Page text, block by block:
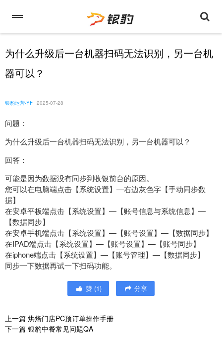
为什么升级后一台机器扫码无法识别，另一台机
器可以？
银豹运营-YF 2025-07-28
问题：
为什么升级后一台机器扫码无法识别，另一台机器可以？
回答：
可能是因为数据没有同步到收银前台的原因。
您可以在电脑端点击【系统设置】—右边灰色字【手动同步数
据】
在安卓平板端点击【系统设置】—【账号信息与系统信息】—
【数据同步】
在安卓手机端点击【系统设置】—【账号设置】—【数据同步】
在IPAD端点击【系统设置】—【账号设置】—【账号同步】
在iphone端点击【系统设置】—【账号管理】—【数据同步】
同步一下数据再试一下扫码功能。
赞 (1) 分享
上一篇 烘焙门店PC预订单操作手册
下一篇 银豹中餐常见问题QA